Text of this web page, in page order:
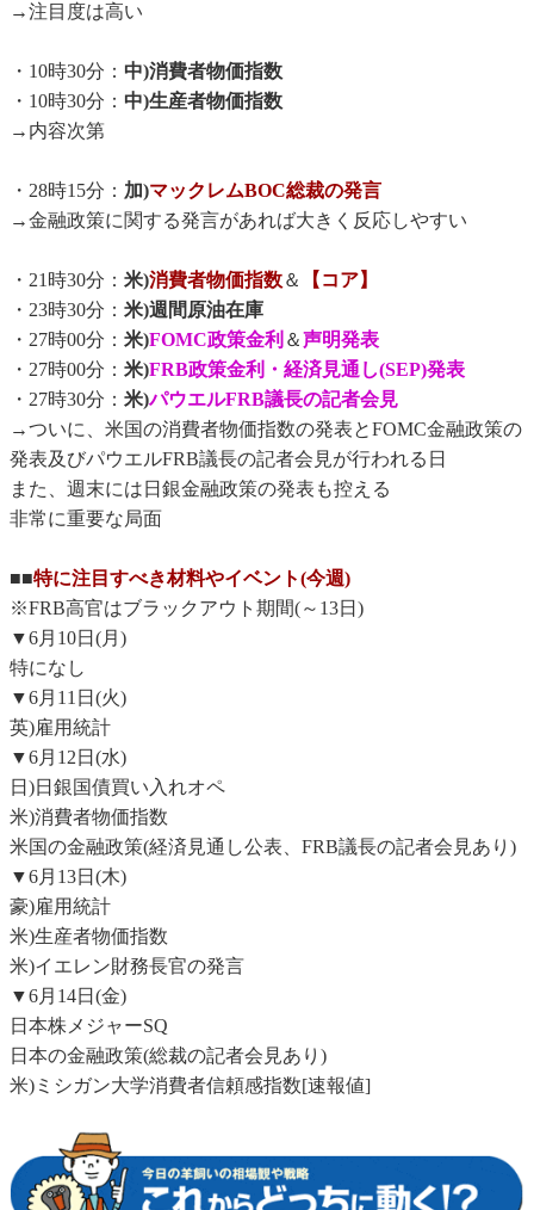
→注目度は高い
・10時30分： 中)消費者物価指数
・10時30分： 中)生産者物価指数
→内容次第
・28時15分： 加)マックレムBOC総裁の発言
→金融政策に関する発言があれば大きく反応しやすい
・21時30分： 米)消費者物価指数＆
【コア】
・23時30分： 米)週間原油在庫
・27時00分： 米)FOMC政策金利 ＆声明発表
・27時00分： 米)FRB政策金利・経済見通し(SEP)発表
・27時30分： 米)パウエルFRB議長の記者会見
→ついに、米国の消費者物価指数の発表とFOMC金融政策の
発表及びパウエルFRB議長の記者会見が行われる日
また、週末には日銀金融政策の発表も控える
非常に重要な局面
■■特に注目すべき材料やイベント(今週)
※FRB高官はブラックアウト期間(～13日)
▼6月10日(月)
特になし
▼6月11日(火)
英)雇用統計
▼6月12日(水)
日)日銀国債買い入れオペ
米)消費者物価指数
米国の金融政策(経済見通し公表、FRB議長の記者会見あり)
▼6月13日(木)
豪)雇用統計
米)生産者物価指数
米)イエレン財務長官の発言
▼6月14日(金)
日本株メジャーSQ
日本の金融政策(総裁の記者会見あり)
米)ミシガン大学消費者信頼感指数[速報値]